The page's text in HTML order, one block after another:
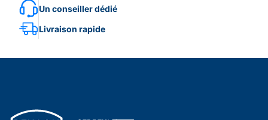
Un conseiller dédié
Livraison rapide